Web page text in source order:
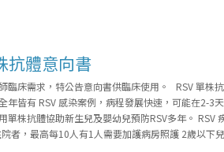
抗體意向書
臨床需求，特公告意向書供臨床使用。 RSV 單株
年皆有 RSV 感染案例，病程發展快速，可能在2-3
單株抗體協助新生兒及嬰幼兒預防RSV多年。
院者，最高每10人有1人需要加護病房照護 2歲以下